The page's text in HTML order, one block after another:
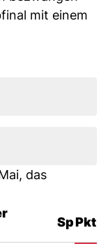
mit einem
das
SpPkt